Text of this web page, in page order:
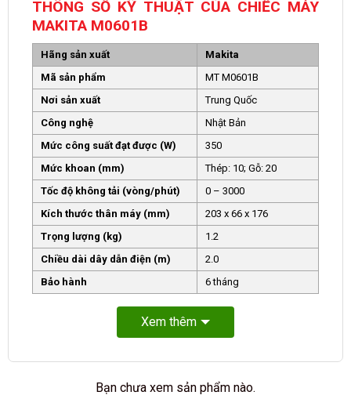
THÔNG SỐ KỸ THUẬT CỦA CHIẾC MÁY
MAKITA M0601B
Hãng sản xuất
Makita
Mã sản phẩm
MT M0601B
Nơi sản xuất
Trung Quốc
Công nghệ
Nhật Bản
Mức công suất đạt được (W)
350
Mức khoan (mm)
Thép: 10; Gỗ: 20
Tốc độ không tải (vòng/phút)
0 – 3000
Kích thước thân máy (mm)
203 x 66 x 176
Trọng lượng (kg)
1.2
Chiều dài dây dẫn điện (m)
2.0
Bảo hành
6 tháng
Xem thêm
Bạn chưa xem sản phẩm nào.